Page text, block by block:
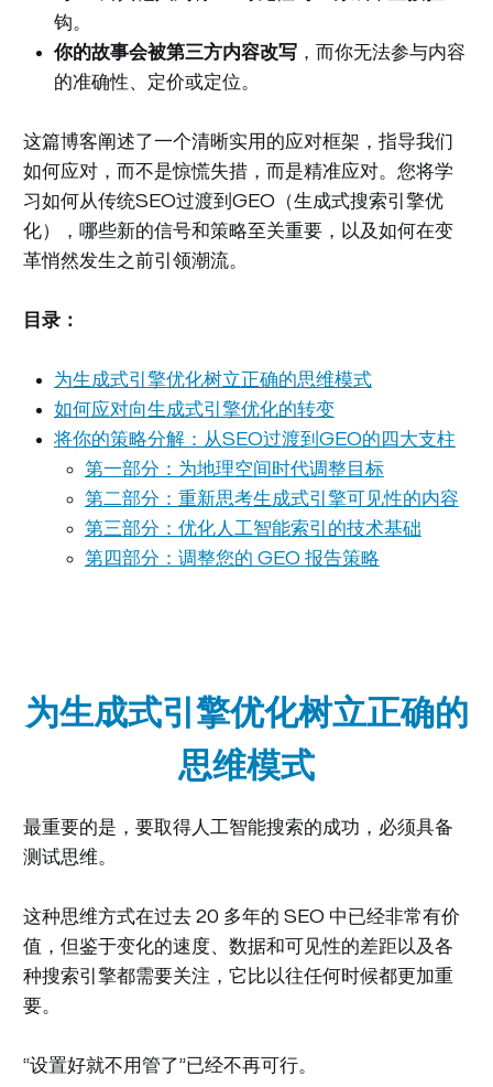
钩。
你的故事会被第三方内容改写，而你无法参与内容
的准确性、定价或定位。
这篇博客阐述了一个清晰实用的应对框架，指导我们
如何应对，而不是惊慌失措，而是精准应对。您将学
习如何从传统SEO过渡到GEO（生成式搜索引擎优
化），哪些新的信号和策略至关重要，以及如何在变
革悄然发生之前引领潮流。
目录：
为生成式引擎优化树立正确的思维模式
如何应对向生成式引擎优化的转变
将你的策略分解：从SEO过渡到GEO的四大支柱
第一部分：为地理空间时代调整目标
第二部分：重新思考生成式引擎可见性的内容
第三部分：优化人工智能索引的技术基础
第四部分：调整您的 GEO 报告策略
为生成式引擎优化树立正确的
思维模式
最重要的是，要取得人工智能搜索的成功，必须具备
测试思维。
这种思维方式在过去 20 多年的 SEO 中已经非常有价
值，但鉴于变化的速度、数据和可见性的差距以及各
种搜索引擎都需要关注，它比以往任何时候都更加重
要。
“设置好就不用管了”已经不再可行。